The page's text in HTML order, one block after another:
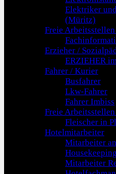
Elektriker
(Müritz)
Freie
Erzieher /
ERZIEHER
Fahrer / Kurier
Busfahrer
Lkw-Fahrer
Fahrer Imbiss
Freie
Fleischer in
Hotelmitarbeiter
Mitarbeiter
Mitarbeiter